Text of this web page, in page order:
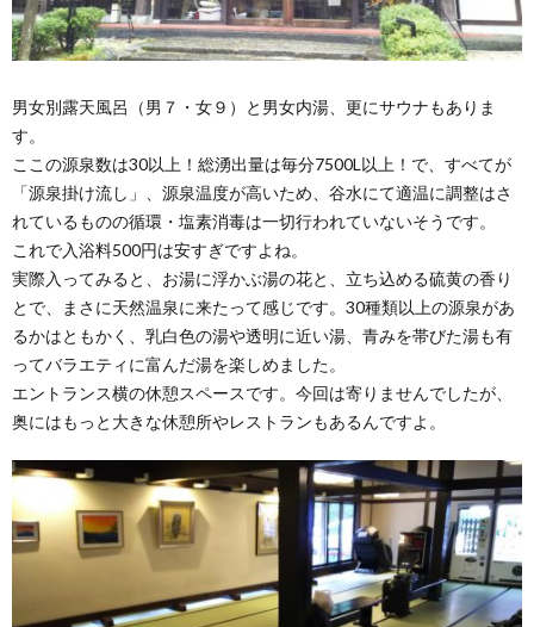
男女別露天風呂（男７・女９）と男女内湯、更にサウナもありま
す。
ここの源泉数は30以上！総湧出量は毎分7500L以上！で、すべてが
「源泉掛け流し」、源泉温度が高いため、谷水にて適温に調整はさ
れているものの循環・塩素消毒は一切行われていないそうです。
これで入浴料500円は安すぎですよね。
実際入ってみると、お湯に浮かぶ湯の花と、立ち込める硫黄の香り
とで、まさに天然温泉に来たって感じです。30種類以上の源泉があ
るかはともかく、乳白色の湯や透明に近い湯、青みを帯びた湯も有
ってバラエティに富んだ湯を楽しめました。
エントランス横の休憩スペースです。今回は寄りませんでしたが、
奥にはもっと大きな休憩所やレストランもあるんですよ。